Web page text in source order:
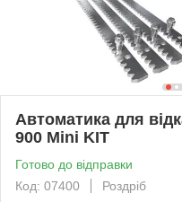
Автоматика для
900 Mini KIT
Готово до відправки
Код: 07400
Роздріб